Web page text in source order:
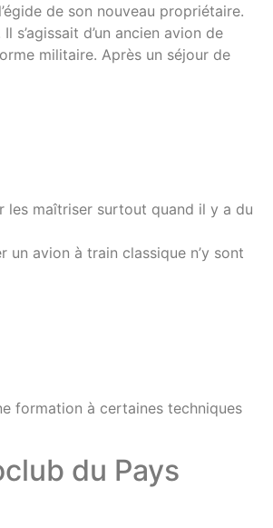
de son nouveau propriétaire.
s’agissait d’un ancien avion de
militaire. Après un séjour de
les maîtriser surtout quand il y a du
avion à train classique n’y sont
formation à certaines techniques
du Pays